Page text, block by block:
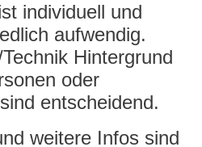
individuell und
aufwendig.
Hintergrund
oder
entscheidend.
weitere Infos sind